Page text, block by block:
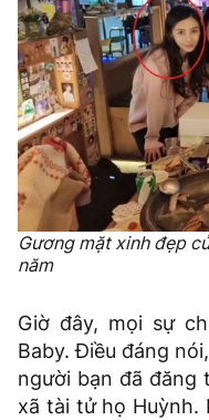
Gương mặt xinh đẹp
năm
Giờ đây, mọi sự
Baby. Điều đáng
người bạn đã đăng
xã tài tử họ Huỳnh.